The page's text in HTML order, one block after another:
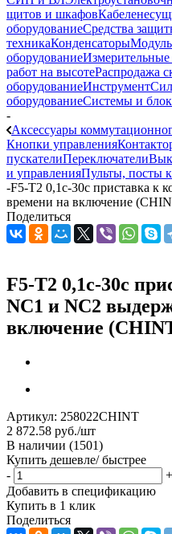
щитов и шкафов
оборудованиеСредства
техникаКонденсаторы
оборудование
работ на высотеРаспродажа
оборудованиеИнструмент
оборудованиеСистемы и
-
Аксессуары
Кнопки управления
пускателиПереключатели
и управленияПульты, посты
-F5-T2 0,1с-30с приставка к
времени на включение
Поделиться
F5-T2 0,1с-30с
NC1 и NC2
включение
Артикул: 258022CHINT
2 872.58 руб./шт
В наличии (1501)
Купить дешевле/ быстрее
-
+
Добавить в спецификацию
Купить в 1 клик
Поделиться